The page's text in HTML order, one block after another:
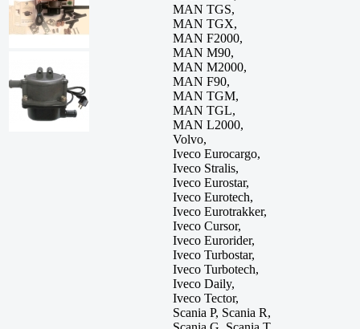
MAN TGS,
MAN TGX,
MAN F2000,
MAN M90,
MAN M2000,
MAN F90,
MAN TGM,
MAN TGL,
MAN L2000,
Volvo,
Iveco Eurocargo,
Iveco Stralis,
Iveco Eurostar,
Iveco Eurotech,
Iveco Eurotrakker,
Iveco Cursor,
Iveco Eurorider,
Iveco Turbostar,
Iveco Turbotech,
Iveco Daily,
Iveco Tector,
Scania P, Scania R,